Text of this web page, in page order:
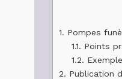
1. Pompes
1.1. Points
1.2.
2. Publication